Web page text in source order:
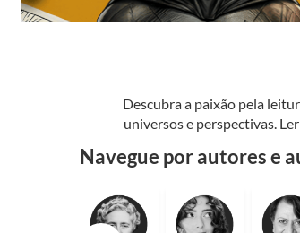
Descubra a paixão pela
universos e perspectivas.
Navegue por autores e